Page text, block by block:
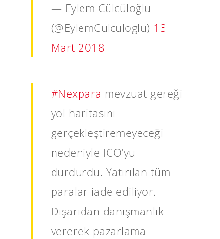
— Eylem Cülcüloğlu
(@EylemCulculoglu) 13
Mart 2018
#Nexpara mevzuat gereği
yol haritasını
gerçekleştiremeyeceği
nedeniyle ICO’yu
durdurdu. Yatırılan tüm
paralar iade ediliyor.
Dışarıdan danışmanlık
vererek pazarlama